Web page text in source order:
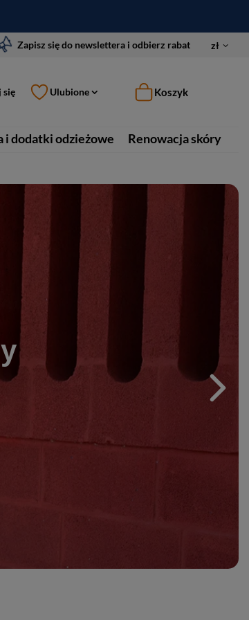
Zapisz się do newslettera i odbierz rabat
zł
się Ulubione Koszyk
i dodatki odzieżowe
Renowacja skóry